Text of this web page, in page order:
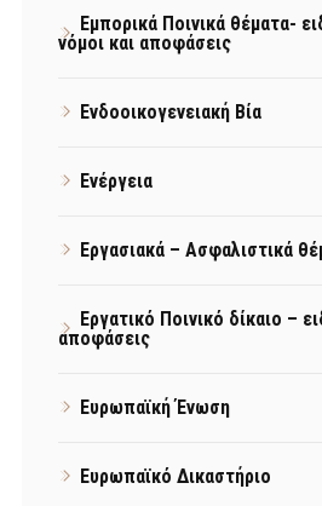
Εμπορικά Ποινικά θέματα-
νόμοι και αποφάσεις
Ενδοοικογενειακή Βία
Ενέργεια
Εργασιακά – Ασφαλιστικά
Εργατικό Ποινικό δίκαιο –
αποφάσεις
Ευρωπαϊκή Ένωση
Ευρωπαϊκό Δικαστήριο